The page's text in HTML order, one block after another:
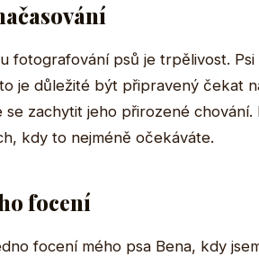
fotografování psů je trpělivost.
je důležité být připravený čekat
se zachytit jeho přirozené
kdy to nejméně očekáváte.
focení
focení mého psa Bena, kdy